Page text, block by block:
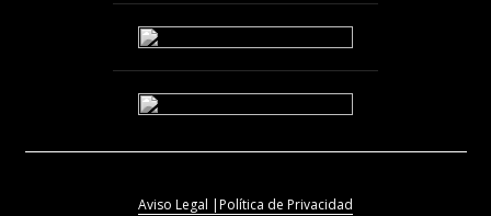
Aviso Legal |Política de Privacidad